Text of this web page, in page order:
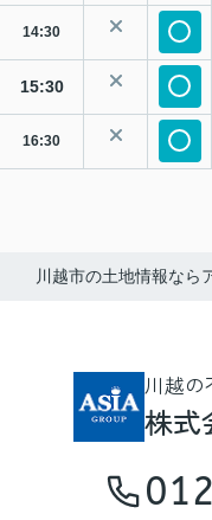
14:30
15:30
16:30
川越市の土地情報なら
川越の
株